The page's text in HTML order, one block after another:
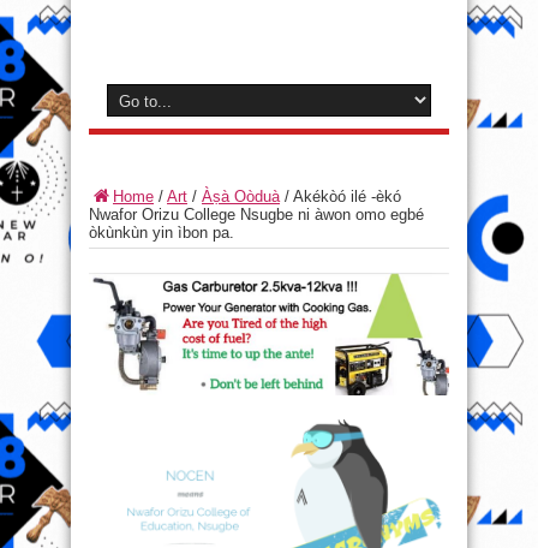
Home / Art / Àṣà Oòduà/ Akékòó ilé -èkó
Nwafor Orizu College Nsugbe ni àwon omo egbé
òkùnkùn yin ìbon pa.